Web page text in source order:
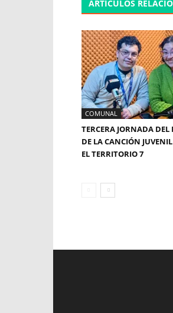
ARTÍCULOS
COMUNAL
TERCERA JORNADA DEL
DE LA CANCIÓN
EL TERRITORIO 7